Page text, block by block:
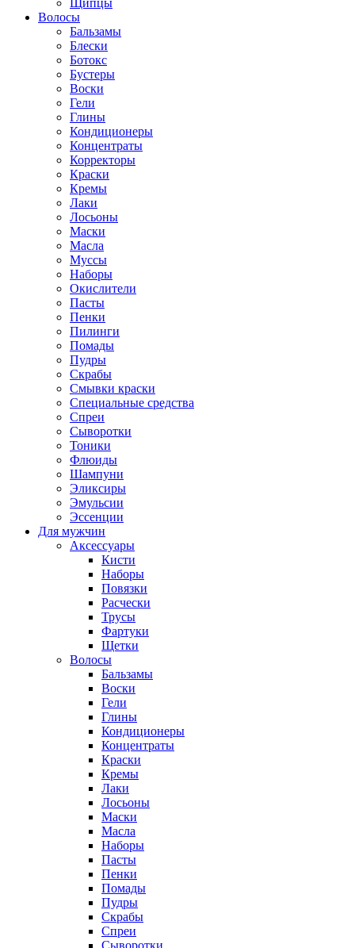
Щипцы
Волосы
Бальзамы
Блески
Ботокс
Бустеры
Воски
Гели
Глины
Кондиционеры
Концентраты
Корректоры
Краски
Кремы
Лаки
Лосьоны
Маски
Масла
Муссы
Наборы
Окислители
Пасты
Пенки
Пилинги
Помады
Пудры
Скрабы
Смывки краски
Специальные средства
Спреи
Сыворотки
Тоники
Флюиды
Шампуни
Эликсиры
Эмульсии
Эссенции
Для мужчин
Аксессуары
Кисти
Наборы
Повязки
Расчески
Трусы
Фартуки
Щетки
Волосы
Бальзамы
Воски
Гели
Глины
Кондиционеры
Концентраты
Краски
Кремы
Лаки
Лосьоны
Маски
Масла
Наборы
Пасты
Пенки
Помады
Пудры
Скрабы
Спреи
Сыворотки